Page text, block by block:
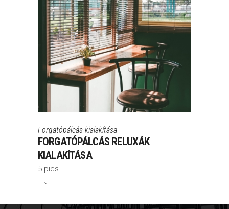
Forgatópálcás kialakítása
FORGATÓPÁLCÁS RELUXÁK
KIALAKÍTÁSA
5 pics